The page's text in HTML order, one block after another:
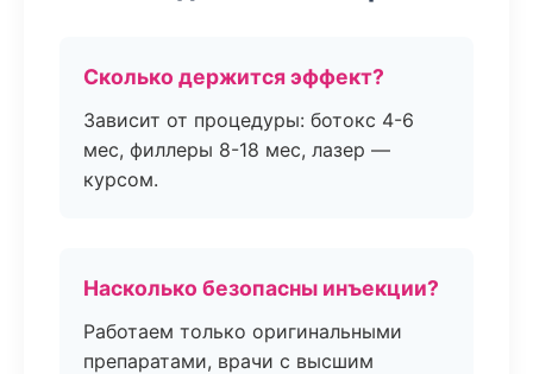
Сколько держится эффект?
Зависит от процедуры: ботокс 4-6
мес, филлеры 8-18 мес, лазер —
курсом.
Насколько безопасны инъекции?
Работаем только оригинальными
препаратами, врачи с высшим